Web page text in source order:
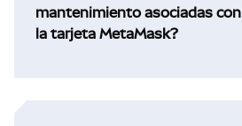
mantenimiento asociadas con
la tarjeta MetaMask?